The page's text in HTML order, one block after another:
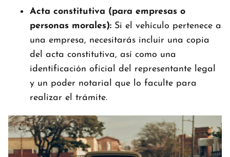
Acta constitutiva (para empresas o
personas morales): Si el vehículo pertenece a
una empresa, necesitarás incluir una copia
del acta constitutiva, así como una
identificación oficial del representante legal
y un poder notarial que lo faculte para
realizar el trámite.